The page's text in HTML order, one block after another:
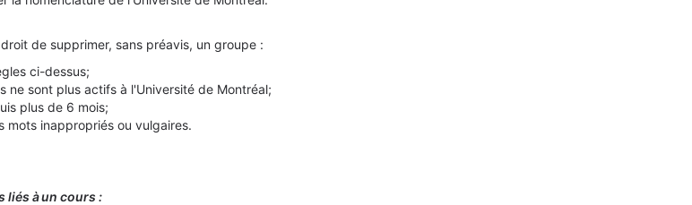
de supprimer, sans préavis, un groupe :
ci-dessus;
ne sont plus actifs à l'Université de Montréal;
plus de 6 mois;
mots inappropriés ou vulgaires.
liés à un cours :